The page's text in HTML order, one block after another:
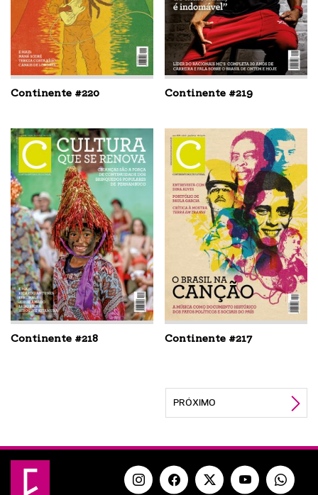
Continente #220 Continente #219
Continente #218 Continente #217
PRÓXIMO